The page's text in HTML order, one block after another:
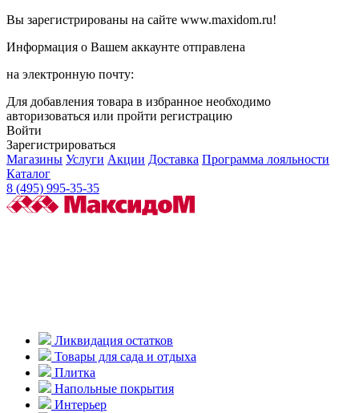
Вы зарегистрированы на сайте www.maxidom.ru!
Информация о Вашем аккаунте отправлена
на электронную почту:
Для добавления товара в избранное необходимо
авторизоваться или пройти регистрацию
Войти
Зарегистрироваться
Магазины Услуги Акции Доставка Программа лояльности
Каталог
8 (495) 995-35-35
Ликвидация остатков
Товары для сада и отдыха
Плитка
Напольные покрытия
Интерьер